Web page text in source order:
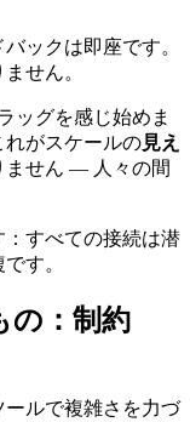
ックは即座です。
せん。
ッグを感じ始めま
がスケールの見え
ません — 人々の間
すべての接続は潜
す。
の：制約
ルで複雑さを力づ